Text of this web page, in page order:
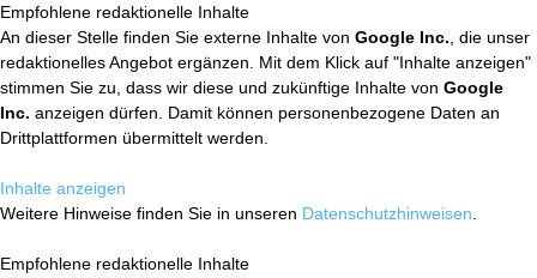
Empfohlene redaktionelle Inhalte
An dieser Stelle finden Sie externe Inhalte von Google Inc. , die unser
redaktionelles Angebot ergänzen. Mit dem Klick auf "Inhalte anzeigen"
stimmen Sie zu, dass wir diese und zukünftige Inhalte von Google
Inc. anzeigen dürfen. Damit können personenbezogene Daten an
Drittplattformen übermittelt werden.
Inhalte anzeigen
Weitere Hinweise finden Sie in unseren Datenschutzhinweisen
Empfohlene redaktionelle Inhalte